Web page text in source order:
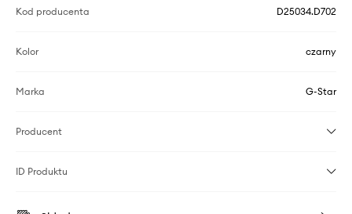
Kod producenta D25034.D702
Kolor czarny
Marka G-Star
Producent
ID Produktu